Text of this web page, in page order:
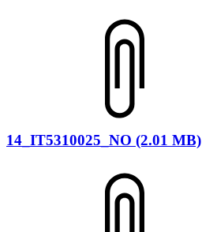
14_IT5310025_NO (2.01 MB)